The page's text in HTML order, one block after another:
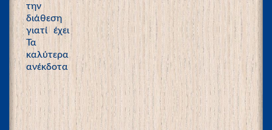
την
διάθεση
γιατί έχει
Τα
καλύτερα
ανέκδοτα